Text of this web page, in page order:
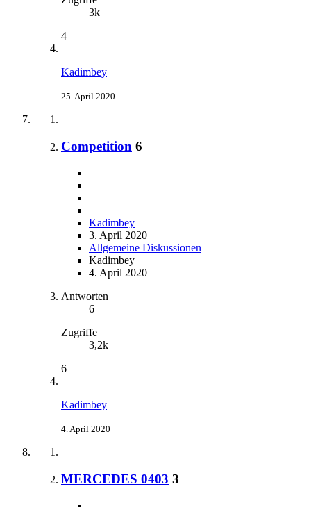
3k
4
Kadimbey
25. April 2020
Competition 6
Kadimbey
3. April 2020
Allgemeine Diskussionen
Kadimbey
4. April 2020
Antworten
6
Zugriffe
3,2k
6
Kadimbey
4. April 2020
MERCEDES 0403 3